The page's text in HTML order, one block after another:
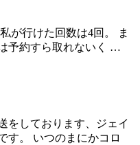
が行けた回数は4回。 ま
予約すら取れないく …
をしております、ジェイ
す。 いつのまにかコロ